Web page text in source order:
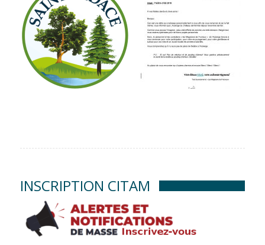
INSCRIPTION CITAM